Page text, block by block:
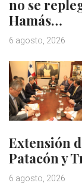
no se
Hamás…
6 agosto, 2026
Extensión
Patacón y
6 agosto, 2026